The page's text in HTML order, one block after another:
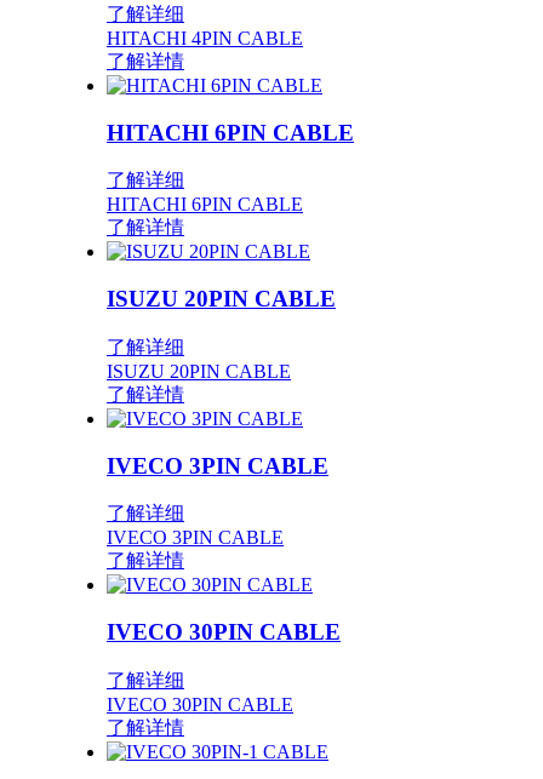
了解详细
HITACHI 4PIN CABLE
了解详情
HITACHI 6PIN CABLE
了解详细
HITACHI 6PIN CABLE
了解详情
ISUZU 20PIN CABLE
了解详细
ISUZU 20PIN CABLE
了解详情
IVECO 3PIN CABLE
了解详细
IVECO 3PIN CABLE
了解详情
IVECO 30PIN CABLE
了解详细
IVECO 30PIN CABLE
了解详情